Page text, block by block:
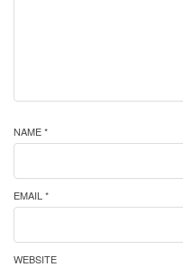
NAME *
EMAIL *
WEBSITE